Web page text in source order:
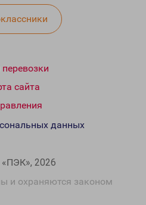
сайта
2026
и охраняются законом
данных